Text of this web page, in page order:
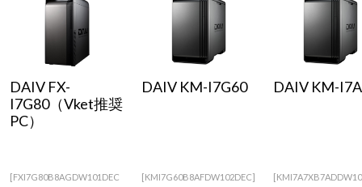
DAIV FX-
I7G80（Vket推奨
PC）
[FXI7G80B8AGDW101DEC
DAIV KM-I7G60
[KMI7G60B8AFDW102DEC]
DAIV KM-